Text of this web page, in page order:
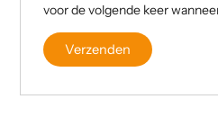
voor de volgende keer